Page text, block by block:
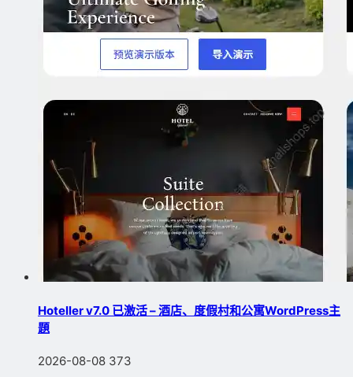
Hoteller v7.0 已激活 – 酒店、度假村和公寓WordPress主
題
2026-08-08 373